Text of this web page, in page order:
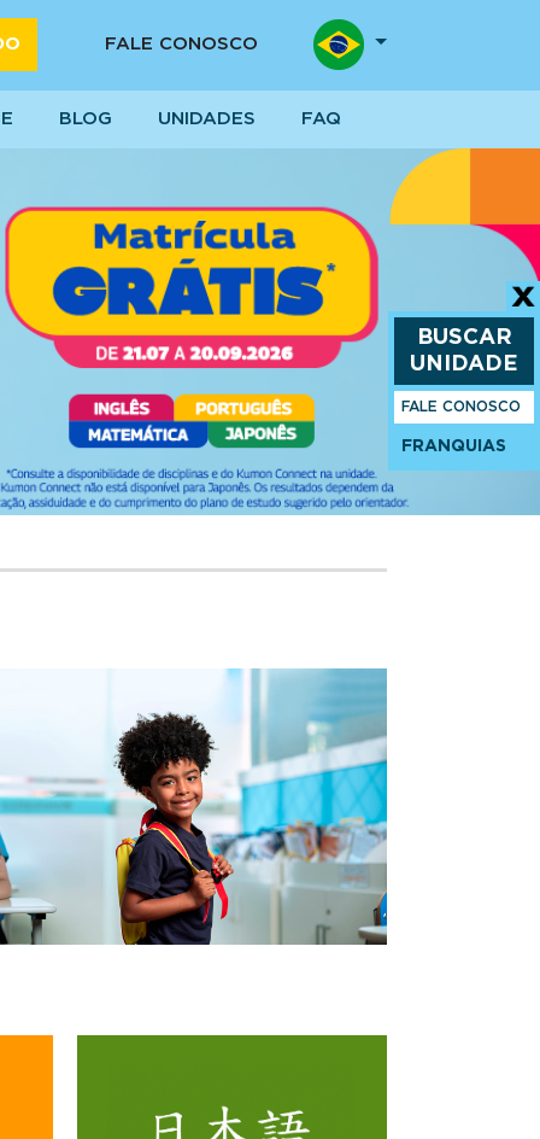
FALE CONOSCO
BLOG UNIDADES FAQ
BUSCAR
UNIDADE
FALE CONOSCO
FRANQUIAS